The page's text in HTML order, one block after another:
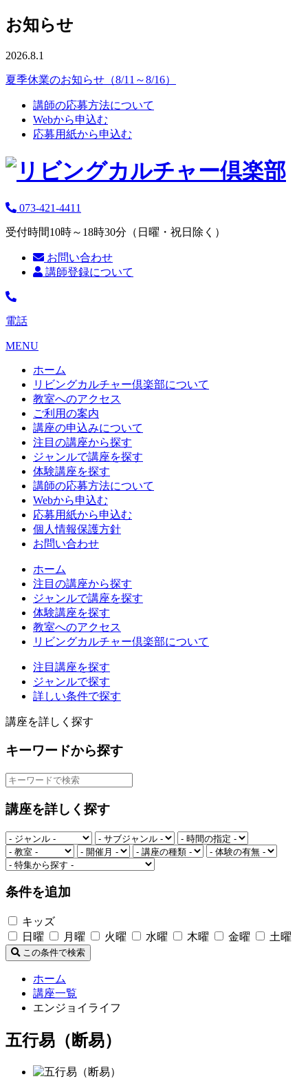
お知らせ
2026.8.1
夏季休業のお知らせ（8/11～8/16）
講師の応募方法について
Webから申込む
応募用紙から申込む
073-421-4411
受付時間10時～18時30分（日曜・祝日除く）
お問い合わせ
講師登録について
電話
MENU
ホーム
リビングカルチャー倶楽部について
教室へのアクセス
ご利用の案内
講座の申込みについて
注目の講座から探す
ジャンルで講座を探す
体験講座を探す
講師の応募方法について
Webから申込む
応募用紙から申込む
個人情報保護方針
お問い合わせ
ホーム
注目の講座から探す
ジャンルで講座を探す
体験講座を探す
教室へのアクセス
リビングカルチャー倶楽部について
注目講座を探す
ジャンルで探す
詳しい条件で探す
講座を詳しく探す
キーワードから探す
講座を詳しく探す
条件を追加
キッズ
日曜
月曜 火曜 水曜 木曜 金曜 土曜
この条件で検索
ホーム
講座一覧
エンジョイライフ
五行易（断易）